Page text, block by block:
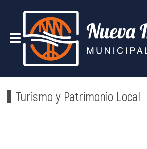
Turismo y Patrimonio Local